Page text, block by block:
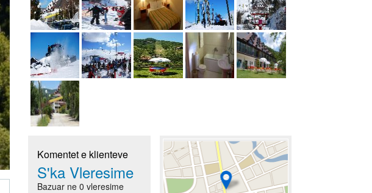
Komentet e klienteve
S'ka Vleresime
Bazuar ne 0 vleresime